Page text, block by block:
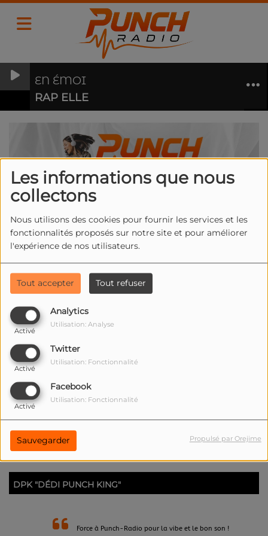
Les informations que nous
collectons
Nous utilisons des cookies pour fournir les services et les
fonctionnalités proposés sur notre site et pour améliorer
l'expérience de nos utilisateurs.
Tout accepter Tout refuser
Analytics
Activé
Utilisation: Analyse
Twitter
Activé
Utilisation: Fonctionnalité
Facebook
Activé
Utilisation: Fonctionnalité
Sauvegarder Propulsé par Orejime
EN ÉMOI
RAP ELLE
PUNCH PARTNERS
FAIT UN DON À L'ASSOCIATION PUNCH-DIGITAL
DPK "DÉDI PUNCH KING"
Force à Punch-Radio pour la vibe et le bon son !